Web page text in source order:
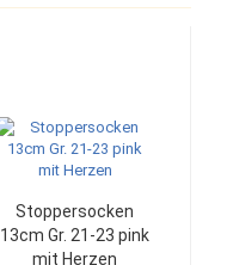
Stoppersocken
13cm Gr. 21-23 pink
mit Herzen